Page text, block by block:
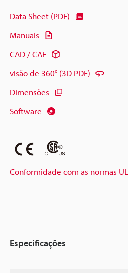
Data Sheet (PDF)
Manuais
CAD / CAE
visão de 360° (3D PDF)
Dimensões
Software
Conformidade com as normas
Especificações